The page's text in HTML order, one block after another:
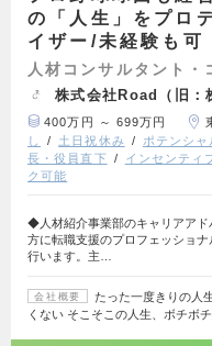
の「人生」をプロ
イザー/未経験も可
人材コンサルタント・
株式会社Road（旧
400万円 ～ 699万円
し
土日祝休み ポテンシャ
長・役員直下
インセンティ
ク可能
◆人材紹介事業部のキャリアアド
方に転職支援のプロフェッショ
行います。主…
会社概要
たった一度きりの人
くない そこそこの人生、ボチボ